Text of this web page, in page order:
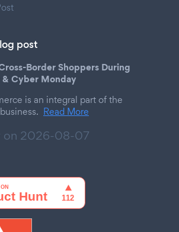
post
Border Shoppers During
& Cyber Monday
is an integral part of the
Read More
on 2026-08-07